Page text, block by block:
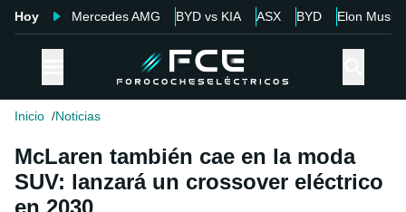
Hoy Mercedes AMG BYD vs KIA ASX BYD Elon Musk
Inicio Noticias
McLaren también cae en la moda
SUV: lanzará un crossover eléctrico